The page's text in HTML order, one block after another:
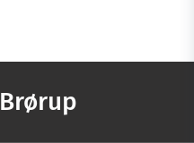
Brørup